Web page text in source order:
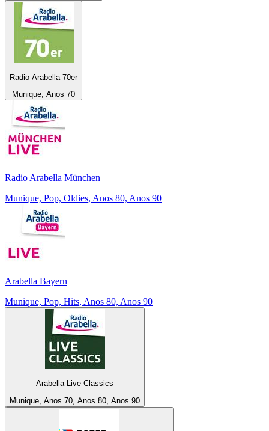
Radio Arabella 70er
Munique, Anos 70
Radio Arabella München
Munique, Pop, Oldies, Anos 80, Anos 90
Arabella Bayern
Munique, Pop, Hits, Anos 80, Anos 90
Arabella Live Classics
Munique, Anos 70, Anos 80, Anos 90